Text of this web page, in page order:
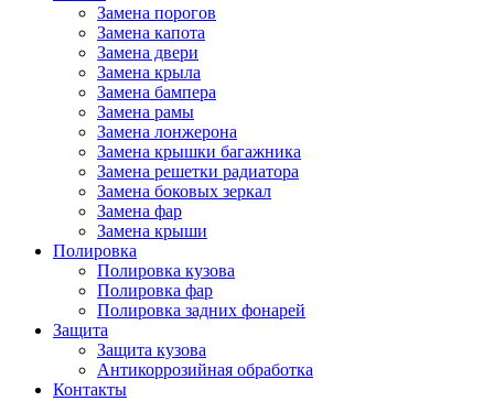
Замена порогов
Замена капота
Замена двери
Замена крыла
Замена бампера
Замена рамы
Замена лонжерона
Замена крышки багажника
Замена решетки радиатора
Замена боковых зеркал
Замена фар
Замена крыши
Полировка
Полировка кузова
Полировка фар
Полировка задних фонарей
Защита
Защита кузова
Антикоррозийная обработка
Контакты